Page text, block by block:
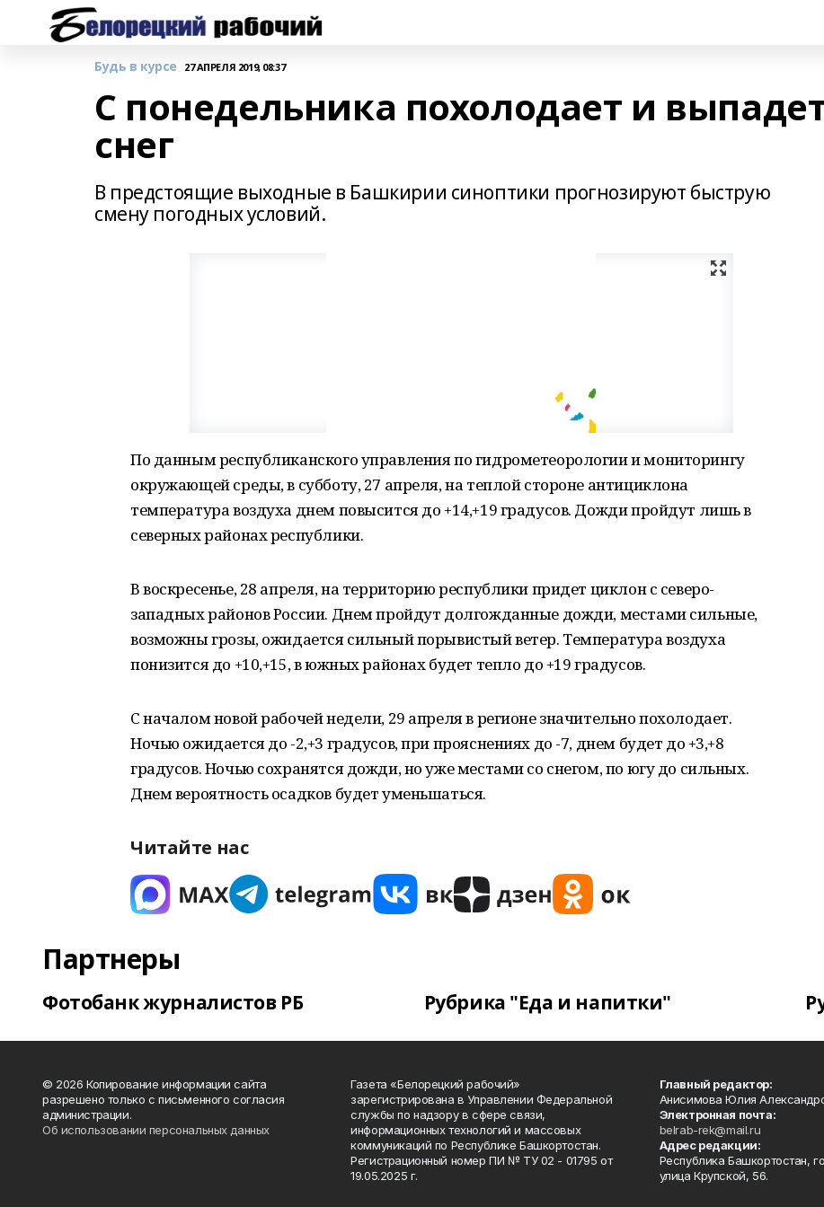
Будь в курсе 27 АПРЕЛЯ 2019, 08:37
С понедельника похолодает и
снег
В предстоящие выходные в Башкирии синоптики прогнозируют быструю
смену погодных условий.
По данным республиканского управления по гидрометеорологии и мониторингу
окружающей среды, в субботу, 27 апреля, на теплой стороне антициклона
температура воздуха днем повысится до +14,+19 градусов. Дожди пройдут лишь в
северных районах республики.
В воскресенье, 28 апреля, на территорию республики придет циклон с северо-
западных районов России. Днем пройдут долгожданные дожди, местами сильные,
возможны грозы, ожидается сильный порывистый ветер. Температура воздуха
понизится до +10,+15, в южных районах будет тепло до +19 градусов.
С началом новой рабочей недели, 29 апреля в регионе значительно похолодает.
Ночью ожидается до -2,+3 градусов, при прояснениях до -7, днем будет до +3,+8
градусов. Ночью сохранятся дожди, но уже местами со снегом, по югу до сильных.
Днем вероятность осадков будет уменьшаться.
Читайте нас
Партнеры
Фотобанк журналистов РБ Рубрика "Еда и напитки"
© 2026 Копирование информации сайта
разрешено только с письменного согласия
администрации.
Об использовании персональных данных
Газета «Белорецкий рабочий»
зарегистрирована в Управлении Федеральной
службы по надзору в сфере связи,
информационных технологий и массовых
коммуникаций по Республике Башкортостан.
Регистрационный номер ПИ № ТУ 02 - 01795 от
19.05.2025 г.
Главный редактор:
Анисимова Юлия
Электронная почта:
belrab-rek@mail.ru
Адрес редакции:
Республика Башкортостан,
улица Крупской, 56.